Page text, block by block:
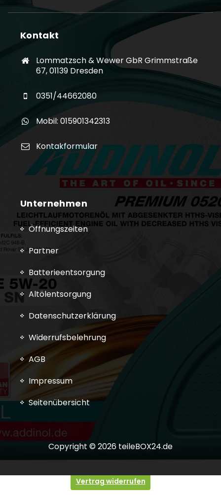
Kontakt
Lommatzsch & Wewer GbR Grimmstraße
67, 01139 Dresden
0351/44662080
Mobil: 015901342313
Kontakformular
Unternehmen
Öffnungszeiten
Partner
Batterieentsorgung
Altölentsorgung
Datenschutzerklärung
Widerrufsbelehrung
AGB
Impressum
Seitenübersicht
Copyright © 2026 teileBOX24.de
Vertrag widerrufen